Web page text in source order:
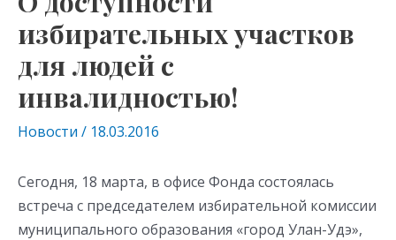
избирательных участков
для людей с
инвалидностью!
Новости / 18.03.2016
Сегодня, 18 марта, в офисе Фонда состоялась
встреча с председателем избирательной комиссии
муниципального образования «город Улан-Удэ»,